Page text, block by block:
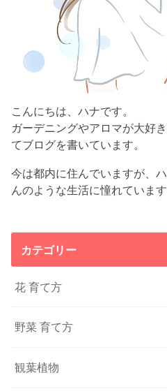
こんにちは、ハナです。
ガーデニングやアロマが大好
てブログを書いています。
今は都内に住んでいますが、
んのような生活に憧れています
カテゴリー
花 育て方
野菜 育て方
観葉植物